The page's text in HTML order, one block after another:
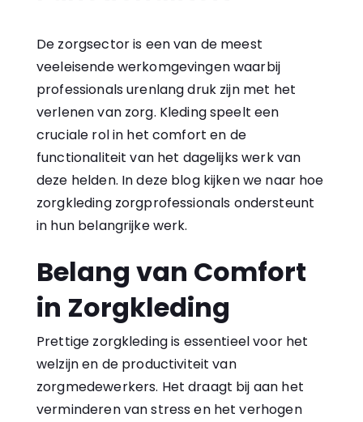
De zorgsector is een van de meest
veeleisende werkomgevingen waarbij
professionals urenlang druk zijn met het
verlenen van zorg. Kleding speelt een
cruciale rol in het comfort en de
functionaliteit van het dagelijks werk van
deze helden. In deze blog kijken we naar hoe
zorgkledingzorgprofessionals ondersteunt
in hun belangrijke werk.
Belang van Comfort
in Zorgkleding
Prettige zorgkleding is essentieel voor het
welzijn en de productiviteit van
zorgmedewerkers. Het draagt bij aan het
verminderen van stress en het verhogen